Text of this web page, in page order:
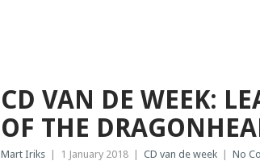
CD VAN DE WEEK:
OF THE
Mart Iriks 1 January 2018 CD van de week No